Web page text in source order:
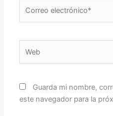
Guarda mi nombre,
este navegador para la